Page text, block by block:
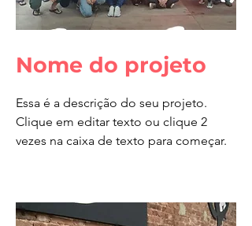
Nome do projeto
Essa é a descrição do seu projeto.
Clique em editar texto ou clique 2
vezes na caixa de texto para começar.